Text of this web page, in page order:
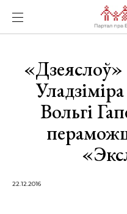
Вольгі
22.12.2016